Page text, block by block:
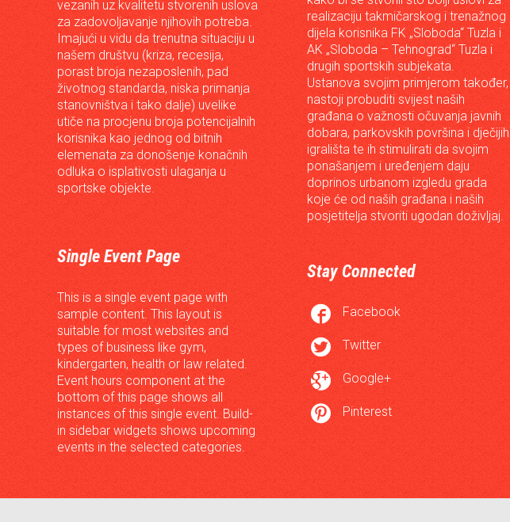
vezanih uz kvalitetu stvorenih uslova
za zadovoljavanje njihovih potreba.
Imajući u vidu da trenutna situaciju u
našem društvu (kriza, recesija,
porast broja nezaposlenih, pad
životnog standarda, niska primanja
stanovništva i tako dalje) uvelike
utiče na procjenu broja potencijalnih
korisnika kao jednog od bitnih
elemenata za donošenje konačnih
odluka o isplativosti ulaganja u
sportske objekte.
Single Event Page
This is a single event page with
sample content. This layout is
suitable for most websites and
types of business like gym,
kindergarten, health or law related.
Event hours component at the
bottom of this page shows all
instances of this single event. Build-
in sidebar widgets shows upcoming
events in the selected categories.
realizaciju takmičarskog i trenažnog
dijela korisnika FK „Sloboda“ Tuzla i
AK „Sloboda – Tehnograd“ Tuzla i
drugih sportskih subjekata.
Ustanova svojim primjerom također,
nastoji probuditi svijest naših
građana o važnosti očuvanja javnih
dobara, parkovskih površina i dječijih
igrališta te ih stimulirati da svojim
ponašanjem i uređenjem daju
doprinos urbanom izgledu grada
koje će od naših građana i naših
posjetitelja stvoriti ugodan doživljaj.
Stay Connected
 Facebook
 Twitter
 Google+
 Pinterest